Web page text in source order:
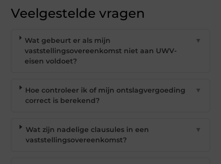
Veelgestelde vragen
Wat gebeurt er als mijn
vaststellingsovereenkomst niet aan UWV-
eisen voldoet?
▼
Hoe controleer ik of mijn ontslagvergoeding
correct is berekend?
▼
Wat zijn nadelige clausules in een
vaststellingsovereenkomst?
▼